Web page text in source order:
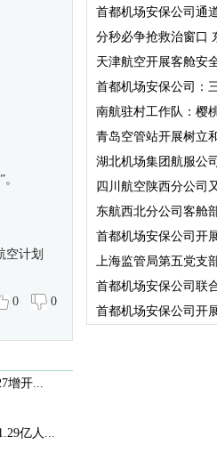
空计划
0 0
增开...
亿人...
首都机场安保公司通
分秒必争抢救治窗口
天津航空开展客舱安
首都机场安保公司：
南航驻村工作队：樱
青岛空管站开展树立
湖北机场集团航服公
四川航空陕西分公司
东航西北分公司客舱
首都机场安保公司开
上海监管局第五党支
首都机场安保公司联
首都机场安保公司开